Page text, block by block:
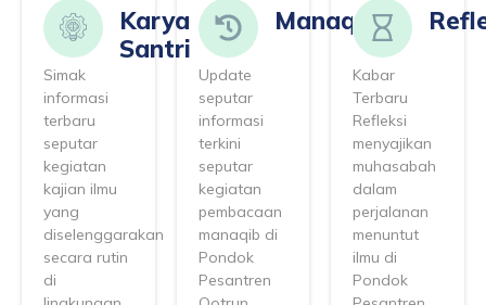
Karya
Santri
Simak
informasi
terbaru
seputar
kegiatan
kajian ilmu
yang
diselenggarakan
secara rutin
di
Manaqib
Update
seputar
informasi
terkini
seputar
kegiatan
pembacaan
manaqib di
Pondok
Pesantren
Kabar
Terbaru
Refleksi
menyajikan
muhasabah
dalam
perjalanan
menuntut
ilmu di
Pondok